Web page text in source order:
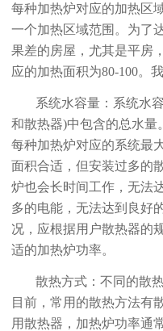
每种加热炉对应的加热区
一个加热区域范围。为了
果差的房屋，尤其是平房
应的加热面积为80-100。
系统水容量：系统水
和散热器)中包含的总水量
每种加热炉对应的系统最
面积合适，但安装过多的
炉也会长时间工作，无法
多的电能，无法达到良好
况，应根据用户散热器的
适的加热炉功率。
散热方式：不同的散
目前，常用的散热方法有
用散热器，加热炉功率通